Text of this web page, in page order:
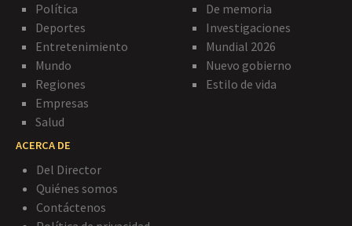
Política
Deportes
Entretenimiento
Mundo
Regiones
Empresas
Salud
De memoria
Investigaciones
Mundial 2026
Nuevo gobierno
Estilo de vida
ACERCA DE
Del Director
Quiénes somos
Contáctenos